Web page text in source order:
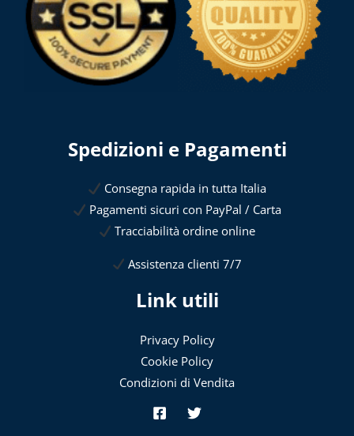
Spedizioni e Pagamenti
Consegna rapida in tutta Italia
Pagamenti sicuri con PayPal / Carta
Tracciabilità ordine online
Assistenza clienti 7/7
Link utili
Privacy Policy
Cookie Policy
Condizioni di Vendita